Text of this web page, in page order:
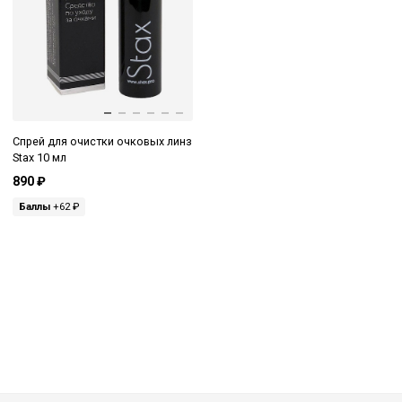
Спрей для очистки очковых линз
Stax 10 мл
890 ₽
Баллы +62 ₽